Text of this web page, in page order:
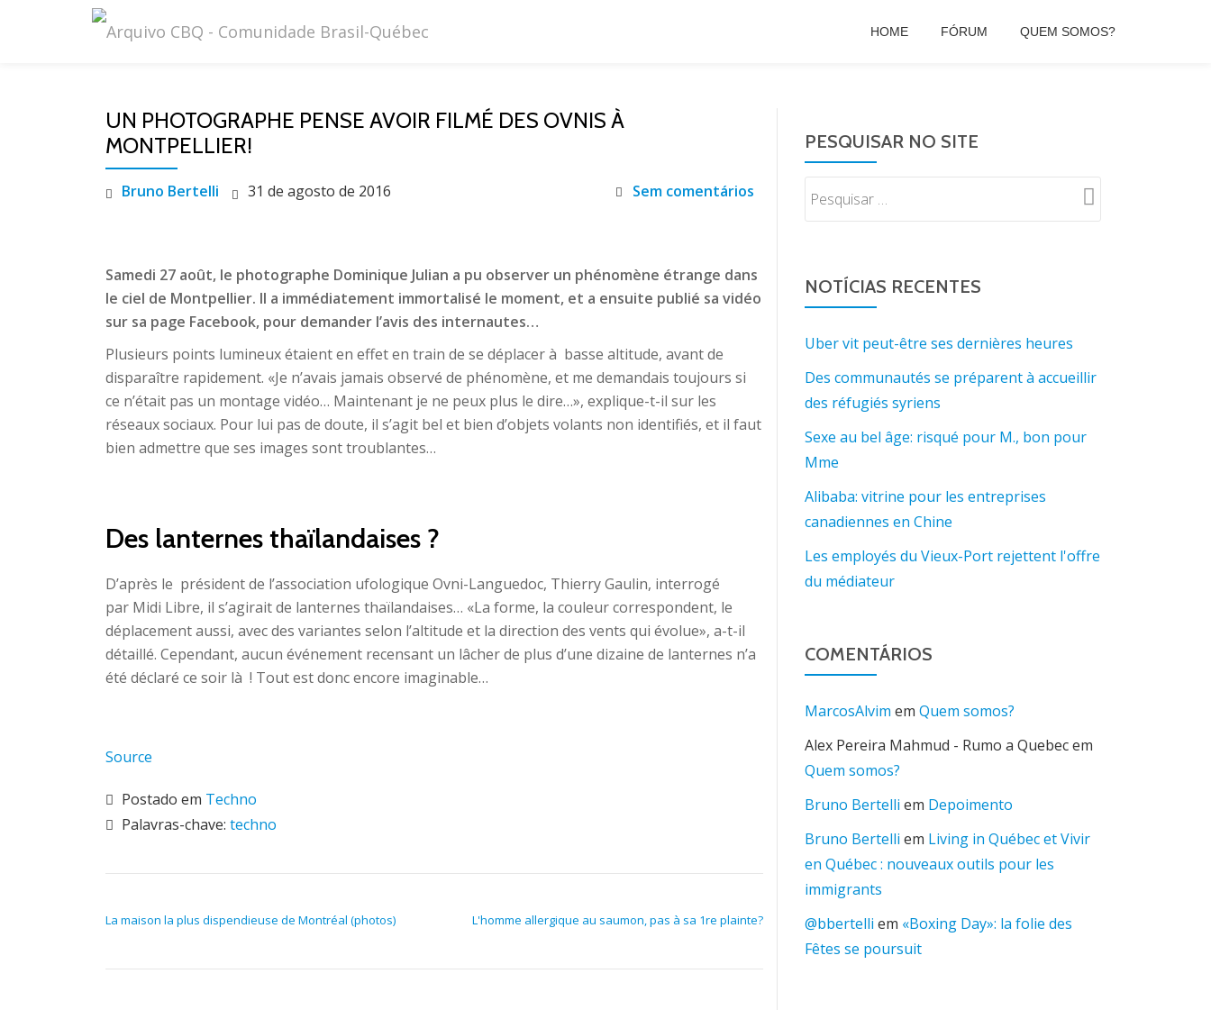
HOME FÓRUM QUEM SOMOS?
UN PHOTOGRAPHE PENSE AVOIR FILMÉ DES OVNIS À
MONTPELLIER!
Bruno Bertelli 31 de agosto de 2016 Sem comentários
Samedi 27 août, le photographe Dominique Julian a pu observer un phénomène étrange dans
le ciel de Montpellier. Il a immédiatement immortalisé le moment, et a ensuite publié sa vidéo
sur sa page Facebook, pour demander l’avis des internautes…
Plusieurs points lumineux étaient en effet en train de se déplacer à basse altitude, avant de
disparaître rapidement. «Je n’avais jamais observé de phénomène, et me demandais toujours si
ce n’était pas un montage vidéo… Maintenant je ne peux plus le dire…», explique-t-il sur les
réseaux sociaux. Pour lui pas de doute, il s’agit bel et bien d’objets volants non identifiés, et il faut
bien admettre que ses images sont troublantes…
Des lanternes thaïlandaises ?
D’après le président de l’association ufologique Ovni-Languedoc, Thierry Gaulin, interrogé
par Midi Libre, il s’agirait de lanternes thaïlandaises… «La forme, la couleur correspondent, le
déplacement aussi, avec des variantes selon l’altitude et la direction des vents qui évolue», a-t-il
détaillé. Cependant, aucun événement recensant un lâcher de plus d’une dizaine de lanternes n’a
été déclaré ce soir là ! Tout est donc encore imaginable…
Source
Postado em Techno
Palavras-chave: techno
La maison la plus dispendieuse de Montréal (photos) L'homme allergique au saumon, pas à sa 1re plainte?
PESQUISAR NO SITE
NOTÍCIAS RECENTES
Uber vit peut-être ses dernières heures
Des communautés se préparent à accueillir
des réfugiés syriens
Sexe au bel âge: risqué pour M., bon pour
Mme
Alibaba: vitrine pour les entreprises
canadiennes en Chine
Les employés du Vieux-Port rejettent l'offre
du médiateur
COMENTÁRIOS
MarcosAlvim em Quem somos?
Alex Pereira Mahmud - Rumo a Quebecem
Quem somos?
Bruno Bertelli em Depoimento
Bruno Bertelli em Living in Québec et Vivir
en Québec : nouveaux outils pour les
immigrants
@bbertelli em «Boxing Day»: la folie des
Fêtes se poursuit